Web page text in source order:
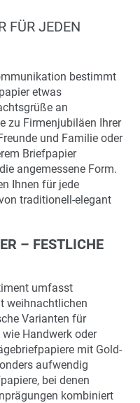
FÜR JEDEN
bestimmt
etwas
an
zu Firmenjubiläen Ihrer
und Familie oder
Briefpapier
angemessene Form.
Ihnen für jede
traditionell-elegant
– FESTLICHE
umfasst
weihnachtlichen
Varianten für
Handwerk oder
mit Gold-
aufwendig
bei denen
kombiniert